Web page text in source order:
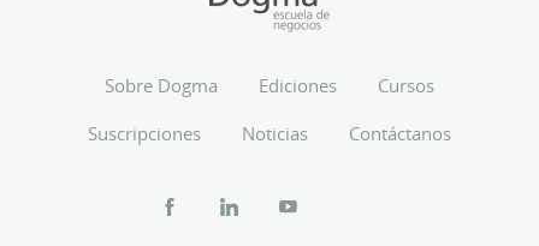
Sobre Dogma Ediciones
Cursos
Suscripciones
Noticias Contáctanos